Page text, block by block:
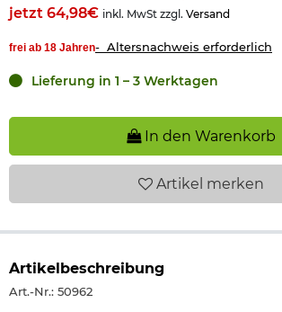
jetzt 64,98€ inkl. MwSt zzgl. Versand
frei ab 18 Jahren- Altersnachweis erforderlich
Lieferung in 1 – 3 Werktagen
In den Warenkorb
Artikel merken
Artikelbeschreibung
Art.-Nr.: 50962